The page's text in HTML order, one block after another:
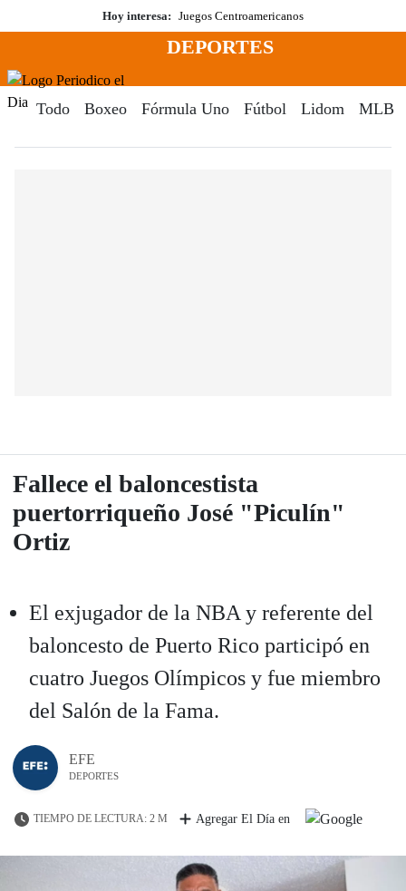
al
Hoy interesa: Juegos Centroamericanos
Menú
DEPORTES
Todo Boxeo Fórmula Uno Fútbol Lidom MLB
Fallece el baloncestista
puertorriqueño José "Piculín"
Ortiz
El exjugador de la NBA y referente del
baloncesto de Puerto Rico participó en
cuatro Juegos Olímpicos y fue miembro
del Salón de la Fama.
EFE
DEPORTES
TIEMPO DE LECTURA: 2 M Agregar El Día en